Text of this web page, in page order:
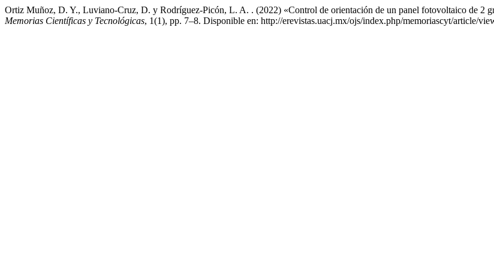
Ortiz Muñoz, D. Y., Luviano-Cruz, D. y Rodríguez-Picón, L. A. . (2022) «Control de orientación de un panel fotovoltaico de 2
Memorias Científicas y Tecnológicas, 1(1), pp. 7–8. Disponible en: http://erevistas.uacj.mx/ojs/index.php/memoriascyt/article/